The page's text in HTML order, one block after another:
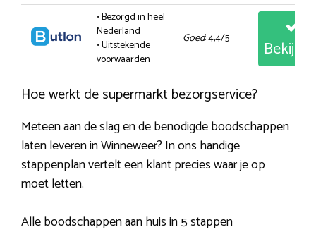
• Bezorgd in heel
Nederland
• Uitstekende
voorwaarden
Goed: 4,4/5
Hoe werkt de supermarkt bezorgservice?
Meteen aan de slag en de benodigde boodschappen
laten leveren in Winneweer? In ons handige
stappenplan vertelt een klant precies waar je op
moet letten.
Alle boodschappen aan huis in 5 stappen